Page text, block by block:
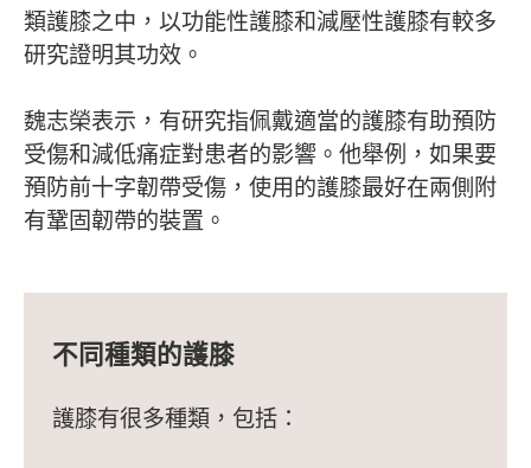
類護膝之中，以功能性護膝和減壓性護膝有較多
研究證明其功效。
魏志榮表示，有研究指佩戴適當的護膝有助預防
受傷和減低痛症對患者的影響。他舉例，如果要
預防前十字韌帶受傷，使用的護膝最好在兩側附
有鞏固韌帶的裝置。
不同種類的護膝
護膝有很多種類，包括：